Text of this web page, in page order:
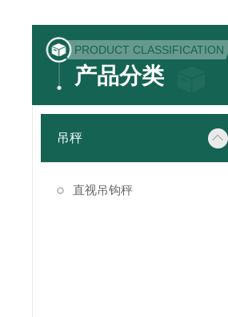
PRODUCT CLASSIFICATION
产品分类
吊秤
直视吊钩秤